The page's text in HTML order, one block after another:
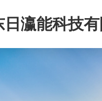
日瀛能科技